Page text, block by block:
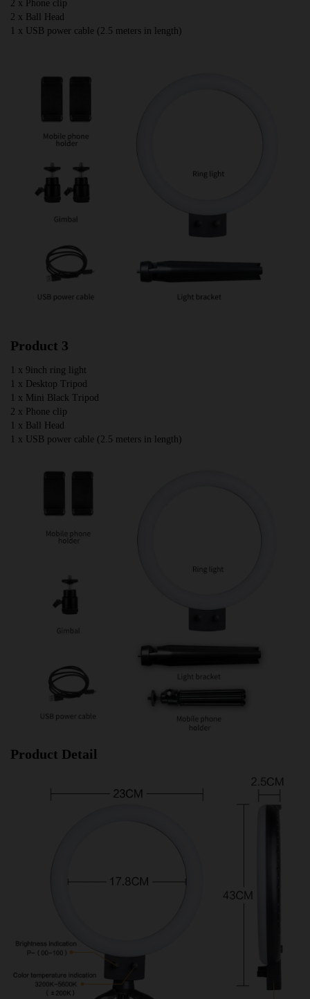
2 x Phone clip
2 x Ball Head
1 x USB power cable (2.5 meters in length)
Product 3
1 x 9inch ring light
1 x Desktop Tripod
1 x Mini Black Tripod
2 x Phone clip
1 x Ball Head
1 x USB power cable (2.5 meters in length)
Product Detail